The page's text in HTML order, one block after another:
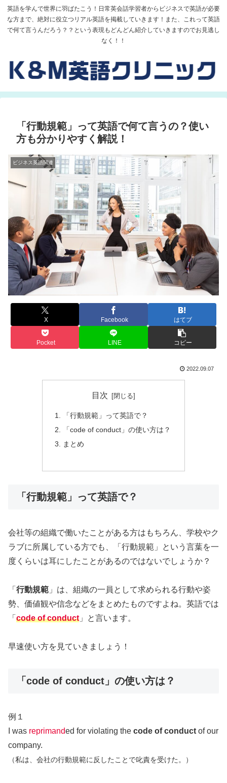
英語を学んで世界に羽ばたこう！日常英会話学習者からビジネスで英語が必要
な方まで、絶対に役立つリアル英語を掲載していきます！また、これって英語
で何て言うんだろう？？という表現もどんどん紹介していきますのでお見逃し
なく！！
「行動規範」って英語で何て言うの？使い
方も分かりやすく解説！
ビジネス英語関連
X Facebook はてブ
Pocket LINE コピー
2022.09.07
目次
「行動規範」って英語で？
「code of conduct」の使い方は？
まとめ
「行動規範」って英語で？
会社等の組織で働いたことがある方はもちろん、学校やク
ラブに所属している方でも、「行動規範」という言葉を一
度くらいは耳にしたことがあるのではないでしょうか？
「 行動規範 」は、組織の一員として求められる行動や姿
勢、価値観や信念などをまとめたものですよね。英語では
「 code of conduct 」と言います。
早速使い方を見ていきましょう！
「code of conduct」の使い方は？
例１
I was reprimanded for violating the code of conduct of our
company.
（私は、会社の行動規範に反したことで叱責を受けた。）